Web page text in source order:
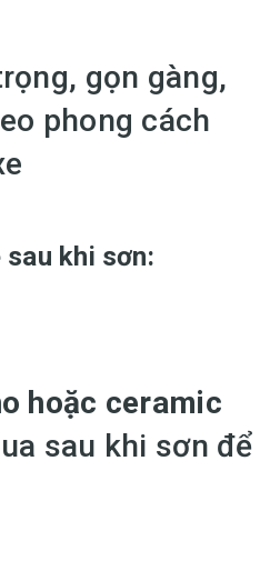
gọn gàng,
phong cách
sau khi sơn:
hoặc ceramic
sau khi sơn để